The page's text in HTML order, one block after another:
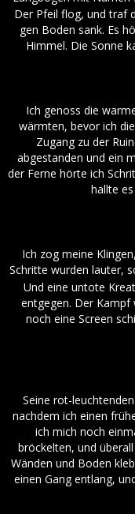
Der Pfeil flog, und traf
gen Boden sank. Es
Himmel. Die Sonne
Ich genoss die
wärmten, bevor ich
Zugang zu der
abgestanden und ein
der Ferne hörte ich
hallte
Ich zog meine
Schritte wurden lauter,
Und eine untote
entgegen. Der Kampf
noch eine Screen
Seine rot-
nachdem ich einen
ich mich noch
bröckelten, und
Wänden und Boden
einen Gang entlang,